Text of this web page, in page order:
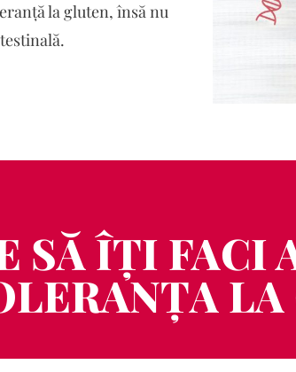
la gluten, însă nu
SĂ ÎȚI FACI
LA